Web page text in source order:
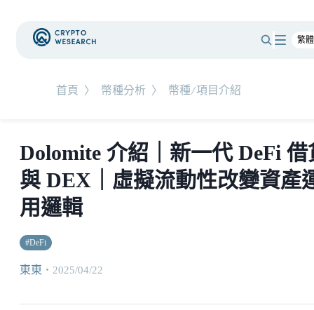
首頁 〉 幣種分析 〉 幣種/項目介紹
Dolomite 介紹｜新一代 DeFi 借
與 DEX｜虛擬流動性改變資產
用邏輯
#DeFi
東東 ・ 2025/04/22